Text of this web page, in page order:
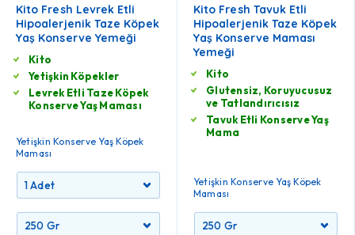
Kito Fresh Levrek Etli
Hipoalerjenik Taze Köpek
Yaş Konserve Yemeği
Kito
Yetişkin Köpekler
Levrek Etli Taze Köpek
Konserve Yaş Maması
Yetişkin Konserve Yaş Köpek
Maması
Kito Fresh Tavuk Etli
Hipoalerjenik Taze Köpek
Yaş Konserve Maması
Yemeği
Kito
Glutensiz, Koruyucusuz
ve Tatlandırıcısız
Tavuk Etli Konserve Yaş
Mama
Yetişkin Konserve Yaş Köpek
Maması